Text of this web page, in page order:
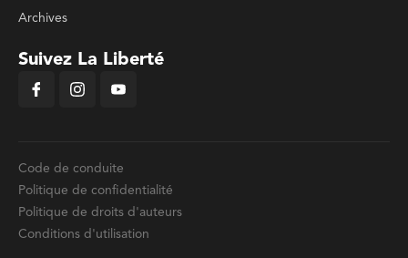
Archives
Suivez La Liberté
Code de conduite
Politique de confidentialité
Politique de droits d'auteurs
Conditions d'utilisation